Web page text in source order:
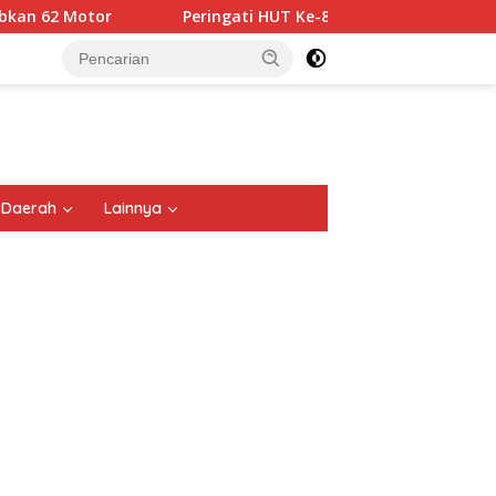
Peringati HUT Ke-81 RI, Kota Malang Gelar Malang
Daerah Lainnya